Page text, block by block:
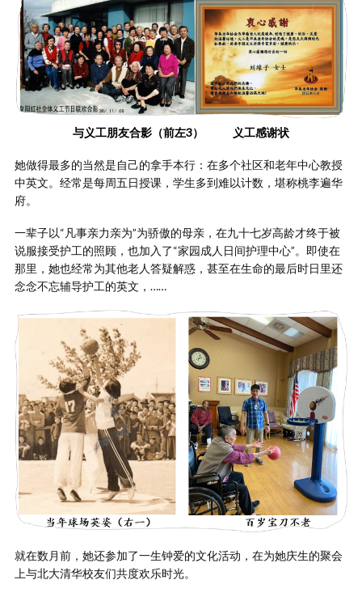
与义工朋友合影（前左3） 义工感谢状
她做得最多的当然是自己的拿手本行：在多个社区和老年中心教授
中英文。经常是每周五日授课，学生多到难以计数，堪称桃李遍华
府。
一辈子以“凡事亲力亲为”为骄傲的母亲，在九十七岁高龄才终于被
说服接受护工的照顾，也加入了“家园成人日间护理中心”。即使在
那里，她也经常为其他老人答疑解惑，甚至在生命的最后时日里还
念念不忘辅导护工的英文，……
就在数月前，她还参加了一生钟爱的文化活动，在为她庆生的聚会
上与北大清华校友们共度欢乐时光。